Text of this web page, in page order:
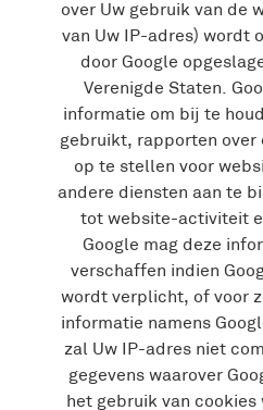
over Uw gebruik van de
van Uw IP-adres) wordt
door Google
Verenigde Staten.
informatie om bij te
gebruikt, rapporten
op te stellen voor
andere diensten aan te
tot website-activiteit
Google mag deze
verschaffen indien
wordt verplicht, of voor
informatie namens
zal Uw IP-adres niet
gegevens waarover
het gebruik van cookies